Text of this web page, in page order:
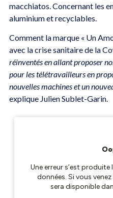
macchiatos. Concernant les
aluminium et recyclables.
Comment la marque « Un
avec la crise sanitaire de la
réinventés en allant proposer
pour les télétravailleurs en
nouvelles machines et un
explique Julien Sublet-Garin.